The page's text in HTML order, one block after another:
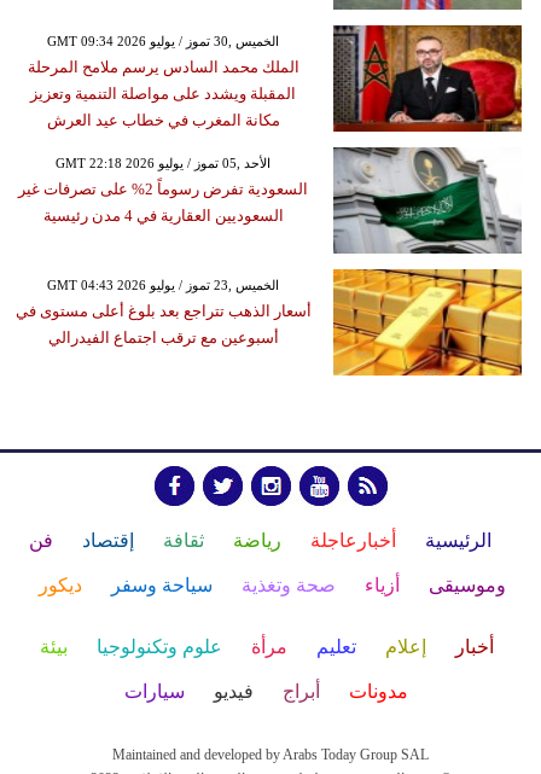
GMT 09:34 2026 الخميس ,30 تموز / يوليو
الملك محمد السادس يرسم ملامح المرحلة
المقبلة ويشدد على مواصلة التنمية وتعزيز
مكانة المغرب في خطاب عيد العرش
GMT 22:18 2026 الأحد ,05 تموز / يوليو
السعودية تفرض رسوماً 2% على تصرفات غير
السعوديين العقارية في 4 مدن رئيسية
GMT 04:43 2026 الخميس ,23 تموز / يوليو
أسعار الذهب تتراجع بعد بلوغ أعلى مستوى في
أسبوعين مع ترقب اجتماع الفيدرالي
الرئيسية أخبارعاجلة رياضة ثقافة إقتصاد فن
وموسيقى أزياء صحة وتغذية سياحة وسفر ديكور
أخبار إعلام تعليم مرأة علوم وتكنولوجيا بيئة
مدونات أبراج فيديو سيارات
Maintained and developed by Arabs Today Group SAL